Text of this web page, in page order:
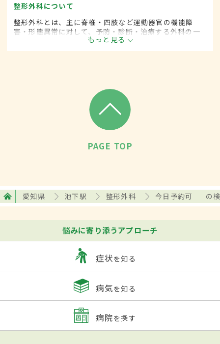
整形外科について
整形外科とは、主に脊椎・四肢など運動器官の機能障
害・形態異常に対して、予防・診断・治療する外科の一
もっと見る
PAGE TOP
愛知県 池下駅 整形外科 今日予約可 の
悩みに寄り添うアプローチ
症状を知る
病気を知る
病院を探す